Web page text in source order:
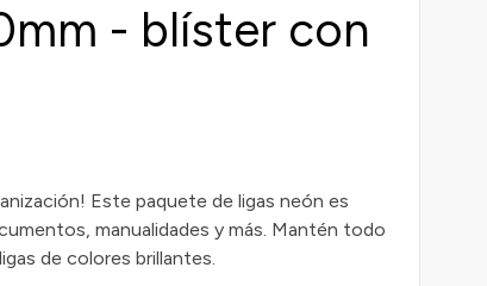
- blíster con
Este paquete de ligas neón es
manualidades y más. Mantén todo
de colores brillantes.